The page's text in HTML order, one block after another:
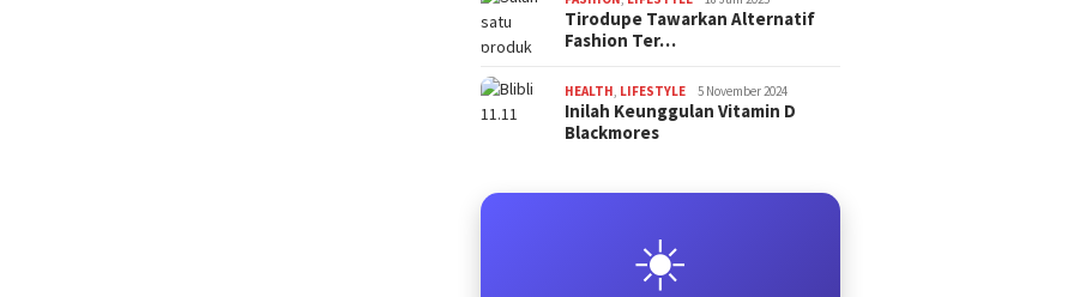
Tirodupe Tawarkan Alternatif
Fashion Ter…
HEALTH, LIFESTYLE 5 November 2024
Inilah Keunggulan Vitamin D
Blackmores
☀️